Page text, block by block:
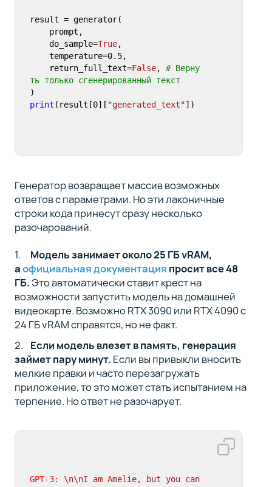
result = generator(
    do_sample=
True,
    temperature=
0.5,
    return_full_text=
False, # Верну
ть только сгенерированный текст
print (result[0][ "generated_text"])
Генератор возвращает массив возможных
ответов с параметрами. Но эти лаконичные
строки кода принесут сразу несколько
разочарований.
Модель занимает около 25 ГБ vRAM,
аофициальная документация просит все 48
ГБ.Это автоматически ставит крест на
возможности запустить модель на домашней
видеокарте. Возможно RTX 3090 или RTX 4090 с
24 ГБ vRAM справятся, но не факт.
Если модель влезет в память, генерация
займет пару минут. Если вы привыкли вносить
мелкие правки и часто перезагружать
приложение, то это может стать испытанием на
терпение. Но ответ не разочарует.
GPT-3: \n\nI am Amelie, but you can